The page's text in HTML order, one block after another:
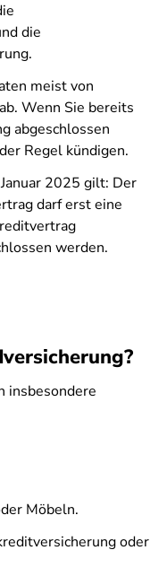
die
meist von
Wenn Sie bereits
abgeschlossen
Regel kündigen.
2025 gilt: Der
darf erst eine
werden.
insbesondere
Möbeln.
oder